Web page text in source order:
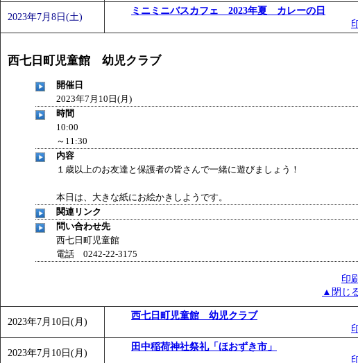
2023年7月8日(土)
ミニミニバスカフェ 2023年夏 カレーの日
西七日町児童館 幼児クラブ
開催日
2023年7月10日(月)
時間
10:00
～11:30
内容
１歳以上のお友達と保護者の皆さんで一緒に遊びましょう！
本日は、大きな紙にお絵かきしようです。
関連リンク
問い合わせ先
西七日町児童館
電話 0242-22-3175
印刷
▲閉じ
2023年7月10日(月)
西七日町児童館 幼児クラブ
2023年7月10日(月)
田中稲荷神社祭礼「ほおずき市」